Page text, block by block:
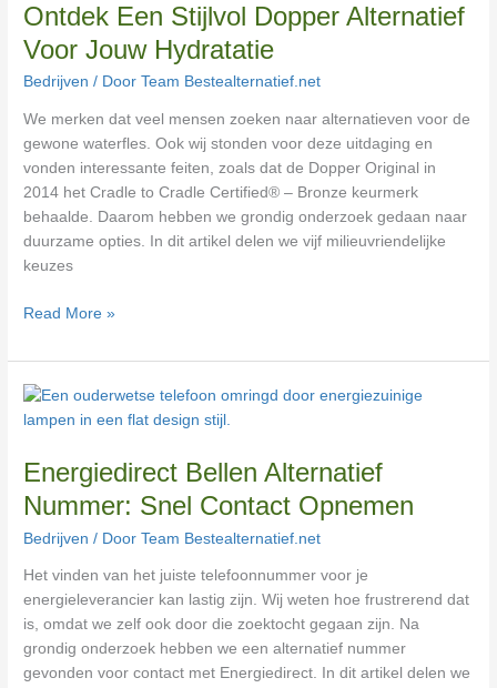
Ontdek Een Stijlvol Dopper Alternatief
Voor Jouw Hydratatie
Bedrijven / DoorTeam Bestealternatief.net
We merken dat veel mensen zoeken naar alternatieven voor de
gewone waterfles. Ook wij stonden voor deze uitdaging en
vonden interessante feiten, zoals dat de Dopper Original in
2014 het Cradle to Cradle Certified® – Bronze keurmerk
behaalde. Daarom hebben we grondig onderzoek gedaan naar
duurzame opties. In dit artikel delen we vijf milieuvriendelijke
keuzes
Dopper
Alternatief
Voor
Jouw
Hydratatie
Read More »
Energiedirect Bellen Alternatief
Nummer: Snel Contact Opnemen
Bedrijven / DoorTeam Bestealternatief.net
Het vinden van het juiste telefoonnummer voor je
energieleverancier kan lastig zijn. Wij weten hoe frustrerend dat
is, omdat we zelf ook door die zoektocht gegaan zijn. Na
grondig onderzoek hebben we een alternatief nummer
gevonden voor contact met Energiedirect. In dit artikel delen we
Energiedirect
Bellen
Nummer:
Snel
Contact
Opnemen